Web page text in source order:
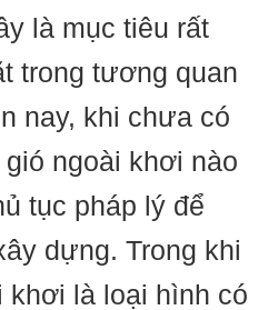
là mục tiêu rất
trong tương quan
nay, khi chưa có
ngoài khơi nào
tục pháp lý để
dựng. Trong khi
khơi là loại hình có